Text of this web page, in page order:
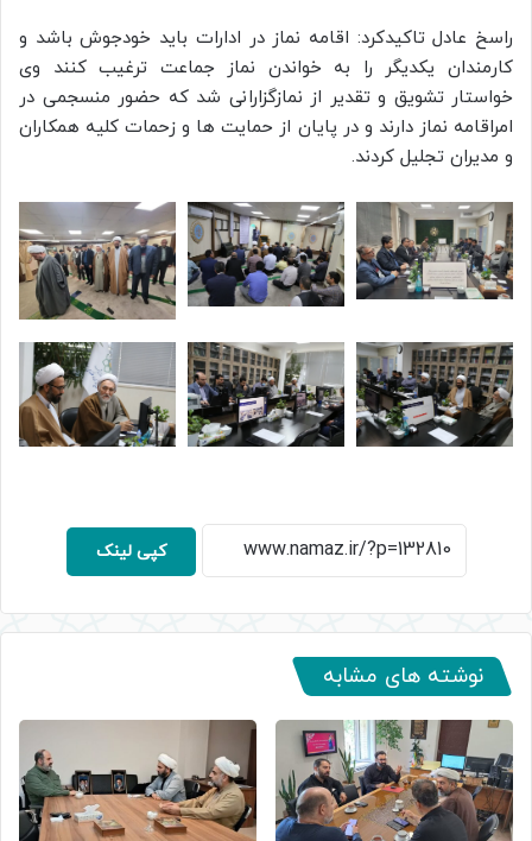
راسخ عادل تاکیدکرد: اقامه نماز در ادارات باید خودجوش باشد و
کارمندان یکدیگر را به خواندن نماز جماعت ترغیب کنند وی
خواستار تشویق و تقدیر از نمازگزارانی شد که حضور منسجمی در
امراقامه نماز دارند و در پایان از حمایت ها و زحمات کلیه همکاران
و مدیران تجلیل کردند.
کپی لینک
نوشته های مشابه